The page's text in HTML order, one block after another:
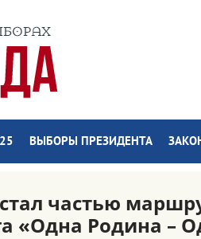
ВЫБОРЫ ПРЕЗИДЕНТА
частью
«Одна Родина –